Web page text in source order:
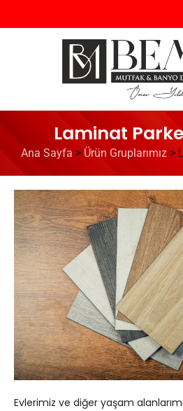
Laminat
Ana Sayfa > Ürün Gruplarımız >
Evlerimiz ve diğer yaşam